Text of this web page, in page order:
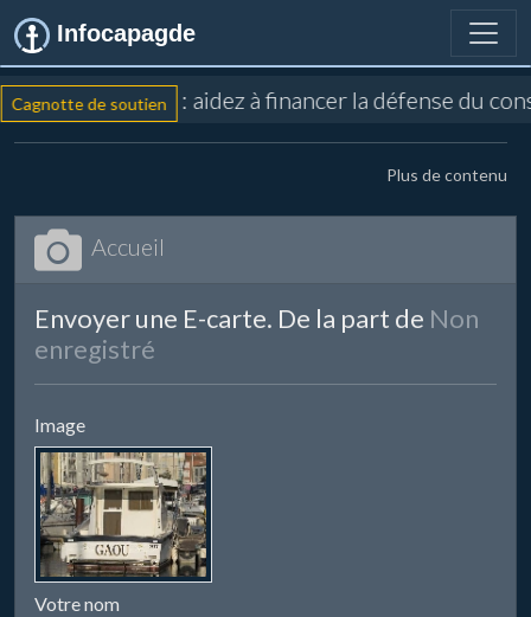
Infocapagde
Cagnotte de soutien : aidez à financer la défense du
Plus de contenu
Accueil
Envoyer une E-carte. De la part de Non
enregistré
Image
Votre nom